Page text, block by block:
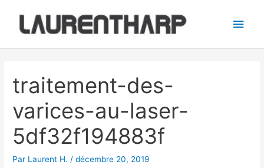
contenu
traitement-des-
varices-au-laser-
5df32f194883f
Par Laurent H. /décembre 20, 2019
articles